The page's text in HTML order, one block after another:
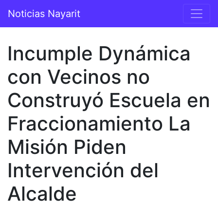
Navegación principal
Noticias Nayarit
Incumple Dynámica
con Vecinos no
Construyó Escuela en
Fraccionamiento La
Misión Piden
Intervención del
Alcalde